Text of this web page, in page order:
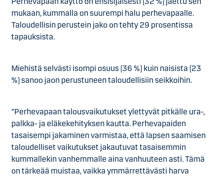
mukaan, kummalla on suurempi halu perhevapaalle.
Taloudellisin perustein jako on tehty 29 prosentissa
tapauksista.
Miehistä selvästi isompi osuus (36 %) kuin naisista (23
%) sanoo jaon perustuneen taloudellisiin seikkoihin.
”Perhevapaan talousvaikutukset ylettyvät pitkälle ura-,
palkka- ja eläkekehityksen kautta. Perhevapaiden
tasaisempi jakaminen varmistaa, että lapsen saamisen
taloudelliset vaikutukset jakautuvat tasaisemmin
kummallekin vanhemmalle aina vanhuuteen asti. Tämä
on tärkeää muistaa, vaikka ymmärrettävästi harva